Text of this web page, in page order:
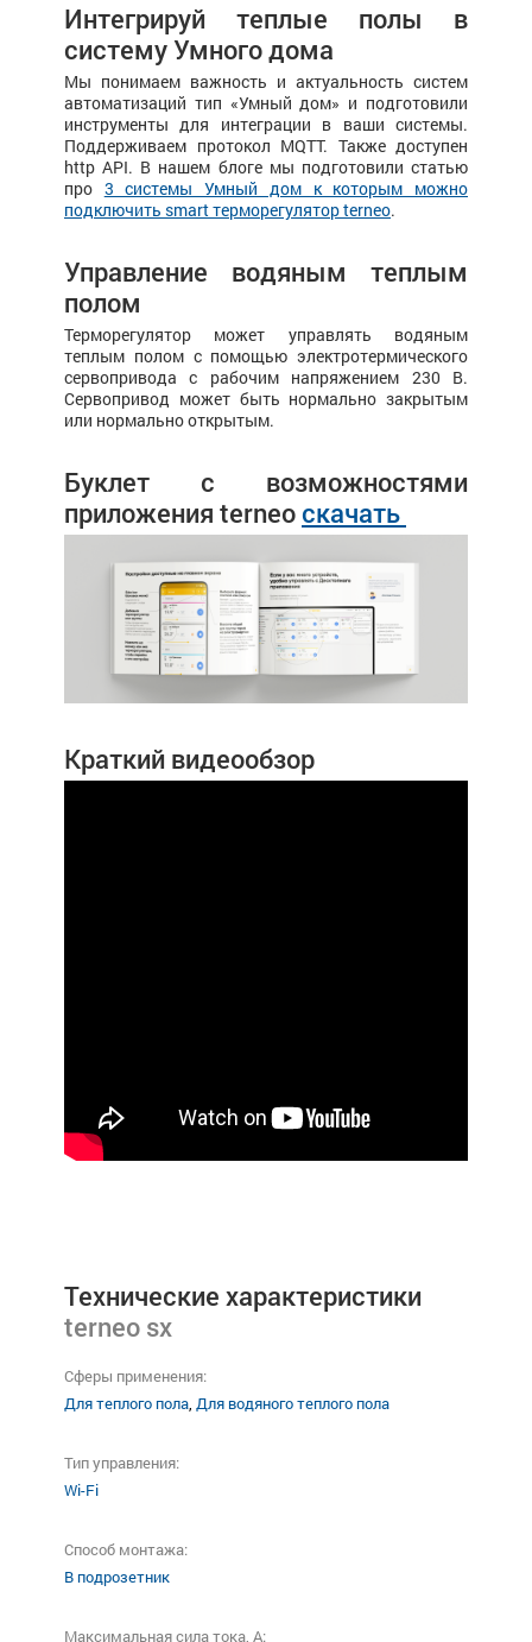
Интегрируй теплые полы в
систему Умного дома
Мы понимаем важность и актуальность систем
автоматизаций тип «Умный дом» и подготовили
инструменты для интеграции в ваши системы.
Поддерживаем протокол MQTT. Также доступен
http API. В нашем блоге мы подготовили статью
про 3 системы Умный дом к которым можно
подключить smart терморегулятор terneo.
Управление водяным теплым
полом
Терморегулятор может управлять водяным
теплым полом с помощью электротермического
сервопривода с рабочим напряжением 230 В.
Сервопривод может быть нормально закрытым
или нормально открытым.
Буклет с возможностями
приложения terneoскачать
Краткий видеообзор
Технические характеристики
terneo sx
Сферы применения:
Для теплого пола, Для водяного теплого пола
Тип управления:
Wi-Fi
Способ монтажа:
В подрозетник
Максимальная сила тока, A: